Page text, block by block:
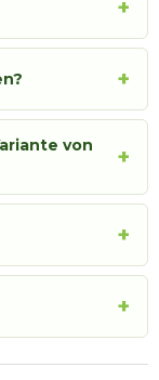
+
+
von
+
+
+